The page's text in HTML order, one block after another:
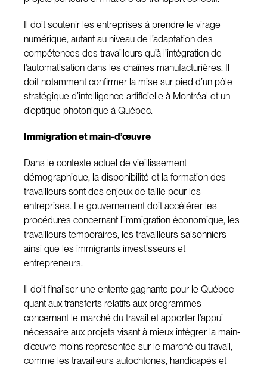
Il doit soutenir les entreprises à prendre le virage
numérique, autant au niveau de l’adaptation des
compétences des travailleurs qu’à l’intégration de
l’automatisation dans les chaînes manufacturières. Il
doit notamment confirmer la mise sur pied d’un pôle
stratégique d’intelligence artificielle à Montréal et un
d’optique photonique à Québec.
Immigration et main-d’œuvre
Dans le contexte actuel de vieillissement
démographique, la disponibilité et la formation des
travailleurs sont des enjeux de taille pour les
entreprises. Le gouvernement doit accélérer les
procédures concernant l’immigration économique, les
travailleurs temporaires, les travailleurs saisonniers
ainsi que les immigrants investisseurs et
entrepreneurs.
Il doit finaliser une entente gagnante pour le Québec
quant aux transferts relatifs aux programmes
concernant le marché du travail et apporter l’appui
nécessaire aux projets visant à mieux intégrer la main-
d’œuvre moins représentée sur le marché du travail,
comme les travailleurs autochtones, handicapés et